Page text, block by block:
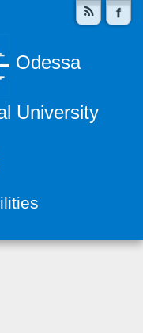
Odessa
University